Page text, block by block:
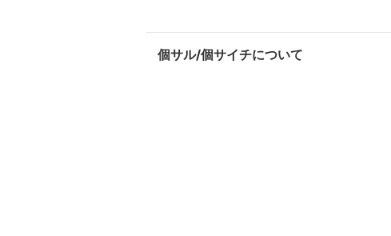
個サル/個サイチについて